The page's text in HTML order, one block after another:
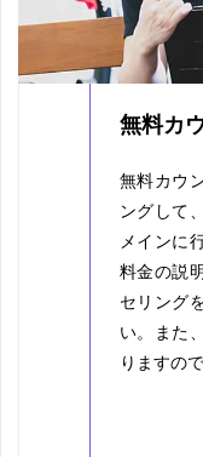
無料カ
無料カウ
ングして
メインに
料金の説
セリング
い。また
りますの